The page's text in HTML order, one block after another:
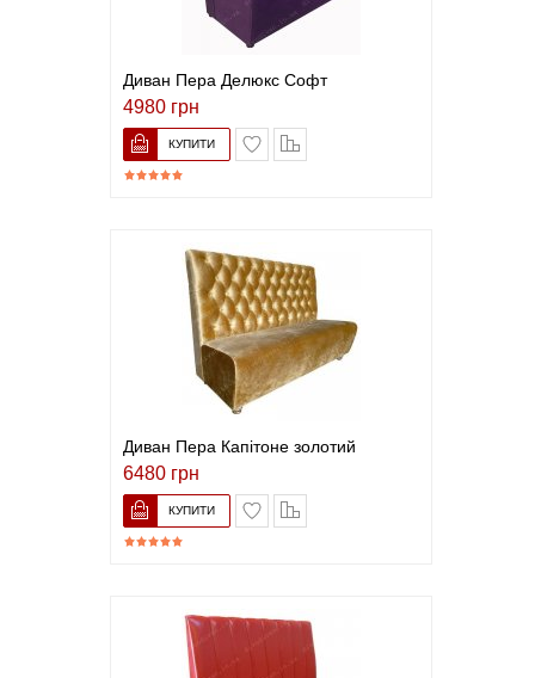
Диван Пера Делюкс Софт
4980 грн
В закладки
Диван Пера Капітоне золотий
6480 грн
В закладки